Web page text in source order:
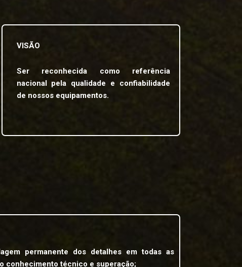
VISÃO
Ser reconhecida como referência
nacional pela qualidade e confiabilidade
de nossos equipamentos.
permanente dos detalhes em todas as
conhecimento técnico e superação;